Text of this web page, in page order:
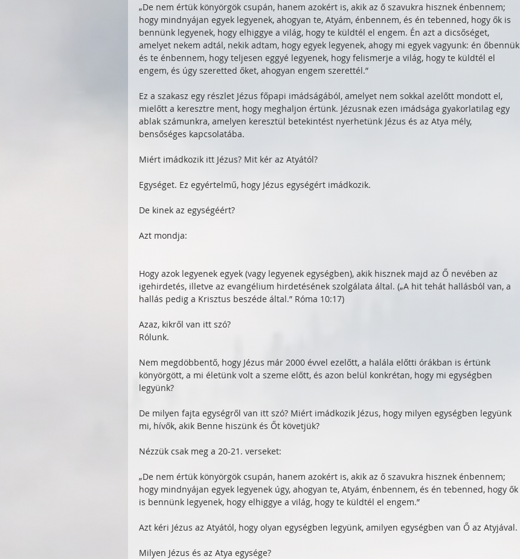
„De nem értük könyörgök csupán, hanem azokért is, akik az ő szavukra hisznek énbennem;
hogy mindnyájan egyek legyenek, ahogyan te, Atyám, énbennem, és én tebenned, hogy ők is
bennünk legyenek, hogy elhiggye a világ, hogy te küldtél el engem. Én azt a dicsőséget,
amelyet nekem adtál, nekik adtam, hogy egyek legyenek, ahogy mi egyek vagyunk: én őbennük
és te énbennem, hogy teljesen eggyé legyenek, hogy felismerje a világ, hogy te küldtél el
engem, és úgy szeretted őket, ahogyan engem szerettél.”
Ez a szakasz egy részlet Jézus főpapi imádságából, amelyet nem sokkal azelőtt mondott el,
mielőtt a keresztre ment, hogy meghaljon értünk. Jézusnak ezen imádsága gyakorlatilag egy
ablak számunkra, amelyen keresztül betekintést nyerhetünk Jézus és az Atya mély,
bensőséges kapcsolatába.
Miért imádkozik itt Jézus? Mit kér az Atyától?
Egységet. Ez egyértelmű, hogy Jézus egységért imádkozik.
De kinek az egységéért?
Azt mondja:
Hogy azok legyenek egyek (vagy legyenek egységben), akik hisznek majd az Ő nevében az
igehirdetés, illetve az evangélium hirdetésének szolgálata által. („A hit tehát hallásból van, a
hallás pedig a Krisztus beszéde által.” Róma 10:17)
Azaz, kikről van itt szó?
Rólunk.
Nem megdöbbentő, hogy Jézus már 2000 évvel ezelőtt, a halála előtti órákban is értünk
könyörgött, a mi életünk volt a szeme előtt, és azon belül konkrétan, hogy mi egységben
legyünk?
De milyen fajta egységről van itt szó? Miért imádkozik Jézus, hogy milyen egységben legyünk
mi, hívők, akik Benne hiszünk és Őt követjük?
Nézzük csak meg a 20-21. verseket:
„De nem értük könyörgök csupán, hanem azokért is, akik az ő szavukra hisznek énbennem;
hogy mindnyájan egyek legyenek úgy, ahogyan te, Atyám, énbennem, és én tebenned, hogy ők
is bennünk legyenek, hogy elhiggye a világ, hogy te küldtél el engem.”
Azt kéri Jézus az Atyától, hogy olyan egységben legyünk, amilyen egységben van Ő az Atyjával.
Milyen Jézus és az Atya egysége?